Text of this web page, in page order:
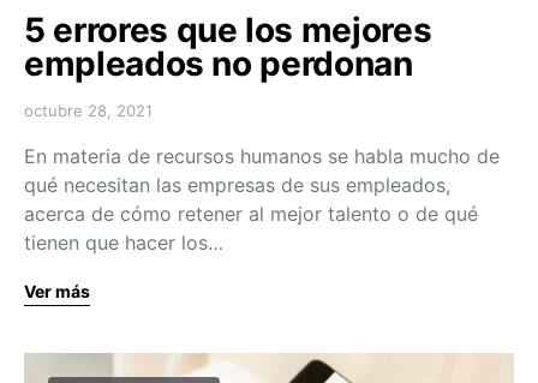
5 errores que los mejores
empleados no perdonan
octubre 28, 2021
En materia de recursos humanos se habla mucho de
qué necesitan las empresas de sus empleados,
acerca de cómo retener al mejor talento o de qué
tienen que hacer los…
Ver más